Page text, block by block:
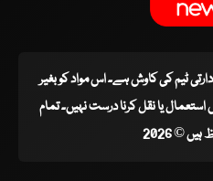
ادارتی ٹیم کی کاوش ہے۔ اس مواد کو بغیر
یا نقل کرنا درست نہیں۔ تمام
© 2026